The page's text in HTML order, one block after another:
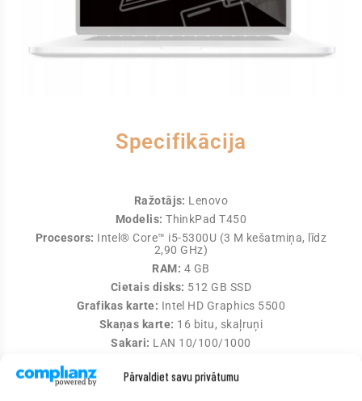
Pārvaldiet savu privātumu
Specifikācija
Ražotājs: Lenovo
Modelis: ThinkPad T450
Procesors: Intel® Core™ i5-5300U (3 M kešatmiņa, līdz
2,90 GHz)
RAM: 4 GB
Cietais disks: 512 GB SSD
Grafikas karte: Intel HD Graphics 5500
Skaņas karte: 16 bitu, skaļruņi
Sakari: LAN 10/100/1000
Porti:D-Sub (VGA), mini DisplayPort, USB 3.0, integrēts